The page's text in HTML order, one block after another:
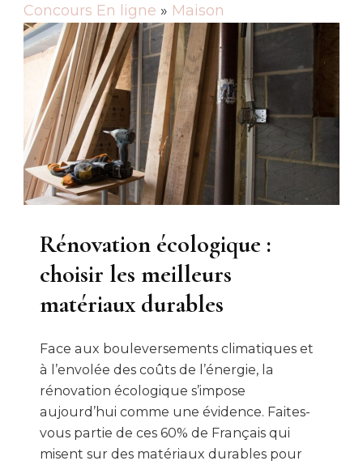
Concours En ligne » Maison
Rénovation écologique :
choisir les meilleurs
matériaux durables
Face aux bouleversements climatiques et
à l’envolée des coûts de l’énergie, la
rénovation écologique s’impose
aujourd’hui comme une évidence. Faites-
vous partie de ces 60% de Français qui
misent sur des matériaux durables pour